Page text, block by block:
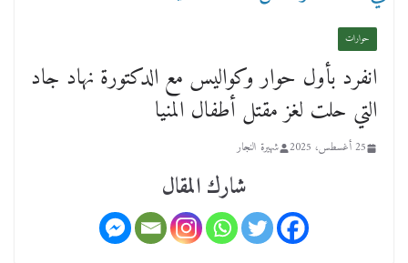
عن عمر يناهز ال99 عاما وشهر رحيل شقيق ميشيل
أحد ودفنه في هدوء الأحد الماضي
حوارات
انفرد بأول حوار وكواليس مع الدكتورة نهاد جاد
التي حلت لغز مقتل أطفال المنيا
25 أغسطس، 2025 شهيرة النجار
شارك المقال